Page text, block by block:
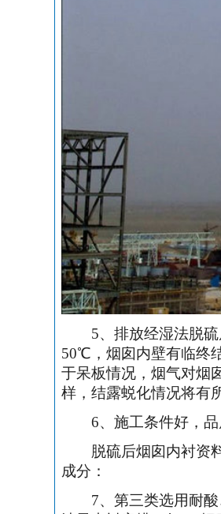
5、排放经湿法脱
50℃，烟囱内壁有临终
于呆板情况，烟气对烟
样，结露蜕化情况将有
6、施工条件好，
脱硫后烟囱内衬资料
成分：
7、第三类选用耐